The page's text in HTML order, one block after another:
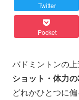
Twitter
Pocket
バドミントンの上
ショット・体力
どれかひとつに